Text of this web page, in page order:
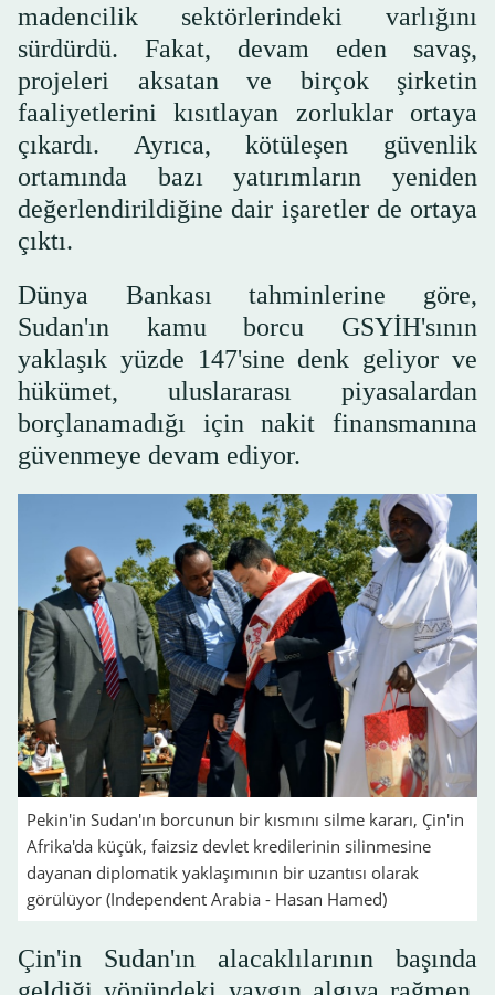
madencilik sektörlerindeki varlığını
sürdürdü. Fakat, devam eden savaş,
projeleri aksatan ve birçok şirketin
faaliyetlerini kısıtlayan zorluklar ortaya
çıkardı. Ayrıca, kötüleşen güvenlik
ortamında bazı yatırımların yeniden
değerlendirildiğine dair işaretler de ortaya
çıktı.
Dünya Bankası tahminlerine göre,
Sudan'ın kamu borcu GSYİH'sının
yaklaşık yüzde 147'sine denk geliyor ve
hükümet, uluslararası piyasalardan
borçlanamadığı için nakit finansmanına
güvenmeye devam ediyor.
Pekin'in Sudan'ın borcunun bir kısmını silme kararı, Çin'in
Afrika'da küçük, faizsiz devlet kredilerinin silinmesine
dayanan diplomatik yaklaşımının bir uzantısı olarak
görülüyor (Independent Arabia - Hasan Hamed)
Çin'in Sudan'ın alacaklılarının başında